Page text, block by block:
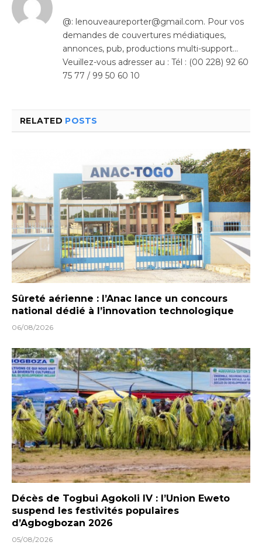
@: lenouveaureporter@gmail.com. Pour vos
demandes de couvertures médiatiques,
annonces, pub, productions multi-support…
Veuillez-vous adresser au : Tél : (00 228) 92 60
75 77 / 99 50 60 10
RELATED POSTS
Sûreté aérienne : l’Anac lance un concours
national dédié à l’innovation technologique
06/08/2026
Décès de Togbui Agokoli IV : l’Union Eweto
suspend les festivités populaires
d’Agbogbozan 2026
05/08/2026